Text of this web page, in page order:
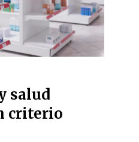
salud
criterio